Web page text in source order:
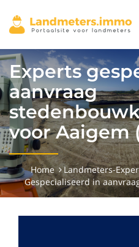
Experts
aanvraag
voor Aaigem
Home Landmeters-
Gespecialiseerd in